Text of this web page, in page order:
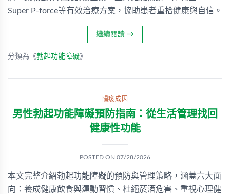
Super P-force等有效治療方案，協助患者重拾健康與自信。
繼續閱讀 →
分類為《勃起功能障礙》
陽痿成因
男性勃起功能障礙預防指南：從生活管理找回
健康性功能
POSTED ON 07/28/2026
本文完整介紹勃起功能障礙的預防與管理策略，涵蓋六大面
向：養成健康飲食與運動習慣、杜絕菸酒危害、重視心理健